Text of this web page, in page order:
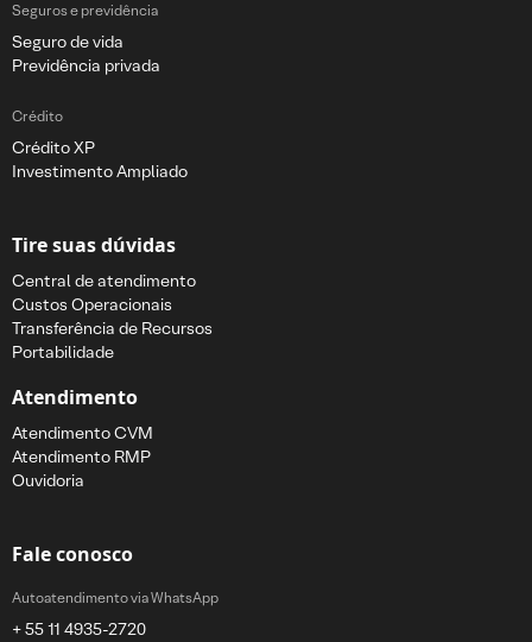
Seguros e previdência
Seguro de vida
Previdência privada
Crédito
Crédito XP
Investimento Ampliado
Tire suas dúvidas
Central de atendimento
Custos Operacionais
Transferência de Recursos
Portabilidade
Atendimento
Atendimento CVM
Atendimento RMP
Ouvidoria
Fale conosco
Autoatendimento via WhatsApp
+ 55 11 4935-2720